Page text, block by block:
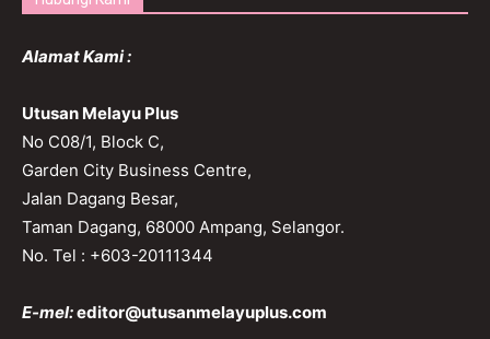
Alamat Kami :
Utusan Melayu Plus
No C08/1, Block C,
Garden City Business Centre,
Jalan Dagang Besar,
Taman Dagang, 68000 Ampang, Selangor.
No. Tel : +603-20111344
E-mel:editor@utusanmelayuplus.com